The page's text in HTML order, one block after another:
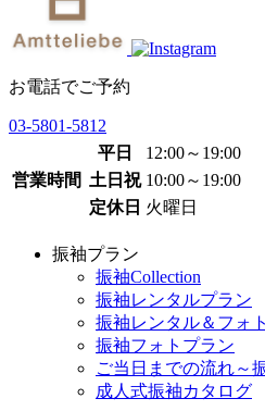
お電話でご予約
03-5801-5812
営業時間
平日
12:00～19:00
土日祝 10:00～19:00
定休日 火曜日
振袖プラン
振袖Collection
振袖レンタルプラン
振袖レンタル＆フォ
振袖フォトプラン
ご当日までの流れ～
成人式振袖カタログ